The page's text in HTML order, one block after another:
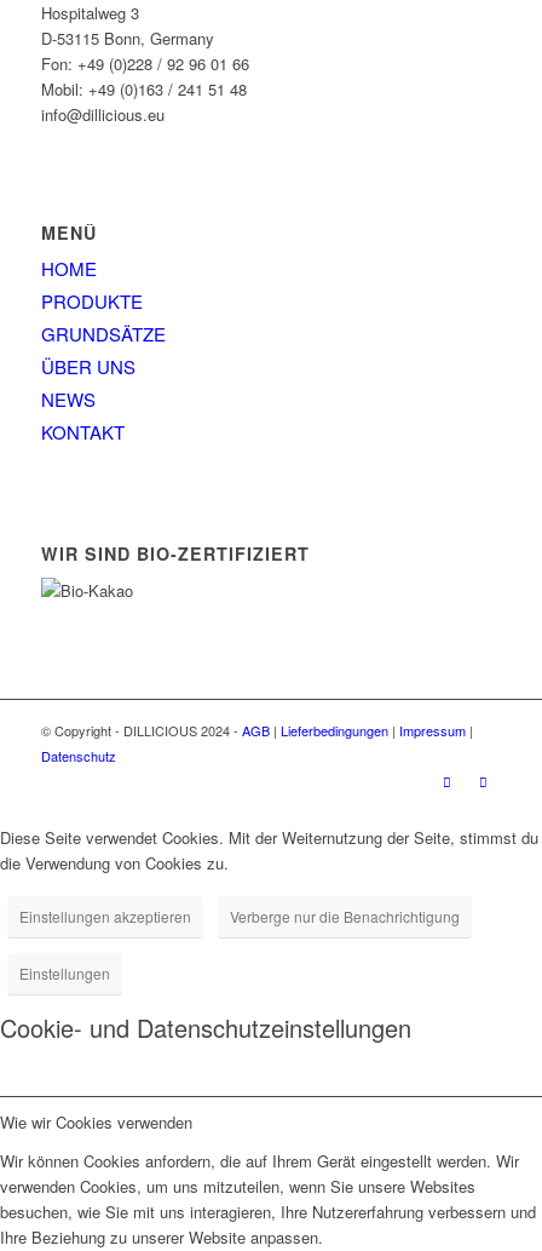
Hospitalweg 3
D-53115 Bonn, Germany
Fon: +49 (0)228 / 92 96 01 66
Mobil: +49 (0)163 / 241 51 48
info@dillicious.eu
MENÜ
HOME
PRODUKTE
GRUNDSÄTZE
ÜBER UNS
NEWS
KONTAKT
WIR SIND BIO-ZERTIFIZIERT
© Copyright - DILLICIOUS 2024 - AGB| Lieferbedingungen| Impressum|
Datenschutz
Diese Seite verwendet Cookies. Mit der Weiternutzung der Seite, stimmst du
die Verwendung von Cookies zu.
Einstellungen akzeptieren Verberge nur die Benachrichtigung
Einstellungen
Cookie- und Datenschutzeinstellungen
Wie wir Cookies verwenden
Wir können Cookies anfordern, die auf Ihrem Gerät eingestellt werden. Wir
verwenden Cookies, um uns mitzuteilen, wenn Sie unsere Websites
besuchen, wie Sie mit uns interagieren, Ihre Nutzererfahrung verbessern und
Ihre Beziehung zu unserer Website anpassen.